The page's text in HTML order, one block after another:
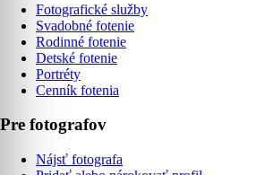
Fotografické služby
Svadobné fotenie
Rodinné fotenie
Detské fotenie
Portréty
Cenník fotenia
Pre fotografov
Nájsť fotografa